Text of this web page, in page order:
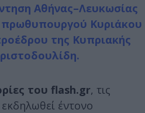
Αθήνας–Λευκωσίας
πρωθυπουργού Κυριάκου
της Κυπριακής
του flash.gr, τις
εκδηλωθεί έντονο